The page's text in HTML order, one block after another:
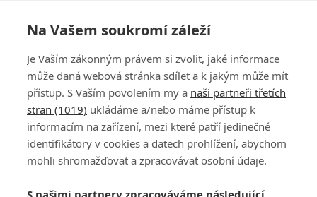
PŘIHLÁSIT
REGISTROVAT
DISKUZE
Šéfredaktorkou webu jePetr Slavík, e-mailserialy@fandimefilmu.cz
Na Vašem soukromí záleží
Je Vaším zákonným právem si zvolit, jaké informace
může daná webová stránka sdílet a k jakým může mít
přístup. S Vaším povolením my a naši partneři třetích
stran (1019) ukládáme a/nebo máme přístup k
informacím na zařízení, mezi které patří jedinečné
identifikátory v cookies a datech prohlížení, abychom
mohli shromažďovat a zpracovávat osobní údaje.
S našimi partnery zpracováváme následující